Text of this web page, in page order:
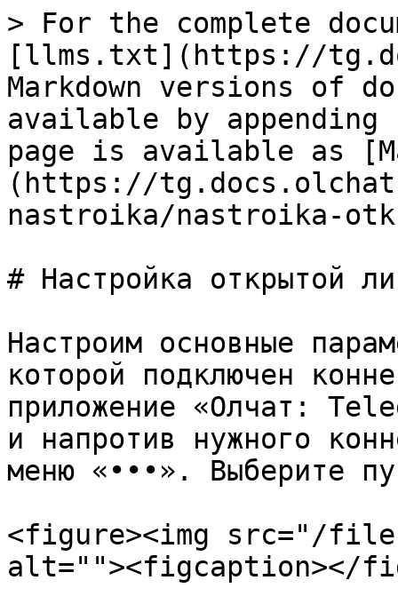
> For the complete
[llms.txt](https://
Markdown versions of
available by
page is available as
(https://
nastroika/nastroika-
# Настройка открытой
Настроим основные
которой подключен
приложение «Олчат:
и напротив нужного
меню «•••». Выберите
<figure><img src="/files/
alt=""><figcaption></